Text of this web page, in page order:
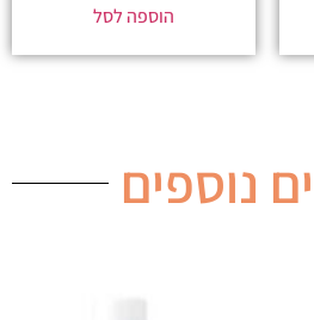
הוספה לסל
נוספים